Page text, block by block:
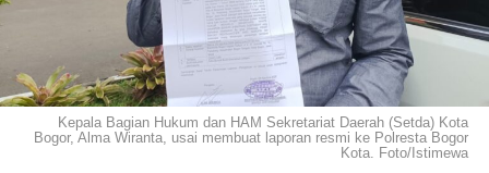
Kepala Bagian Hukum dan HAM Sekretariat Daerah (Setda) Kota
Bogor, Alma Wiranta, usai membuat laporan resmi ke Polresta Bogor
Kota. Foto/Istimewa